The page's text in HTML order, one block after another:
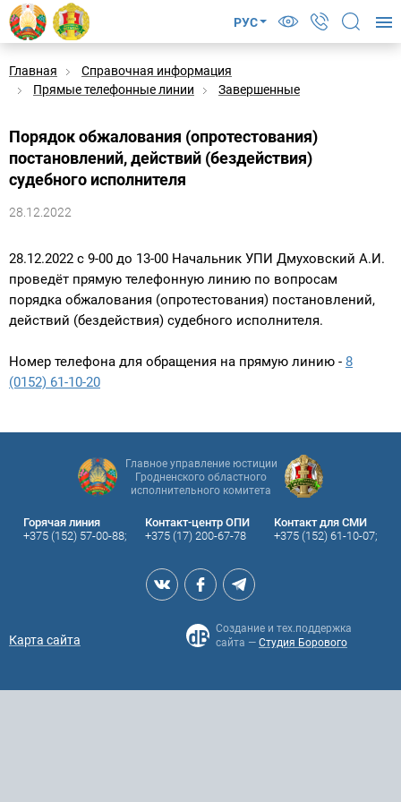
РУС
Главная
Справочная информация
Прямые телефонные линии
Завершенные
Порядок обжалования (опротестования)
постановлений, действий (бездействия)
судебного исполнителя
28.12.2022
28.12.2022 с 9-00 до 13-00 Начальник УПИ Дмуховский А.И.
проведёт прямую телефонную линию по вопросам
порядка обжалования (опротестования) постановлений,
действий (бездействия) судебного исполнителя.
Номер телефона для обращения на прямую линию - 8
(0152) 61-10-20
Главное управление юстиции
Гродненского областного
исполнительного комитета
Горячая линия
+375 (152) 57-00-88;
Контакт-центр ОПИ
+375 (17) 200-67-78
Контакт для СМИ
+375 (152) 61-10-07;
Карта сайта
Создание и тех.поддержка
сайта — Студия Борового